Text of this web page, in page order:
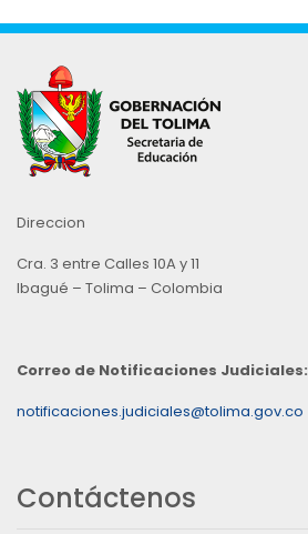
Direccion
Cra. 3 entre Calles 10A y 11
Ibagué – Tolima – Colombia
Correo de Notificaciones Judiciales:
notificaciones.judiciales@tolima.gov.co
Contáctenos